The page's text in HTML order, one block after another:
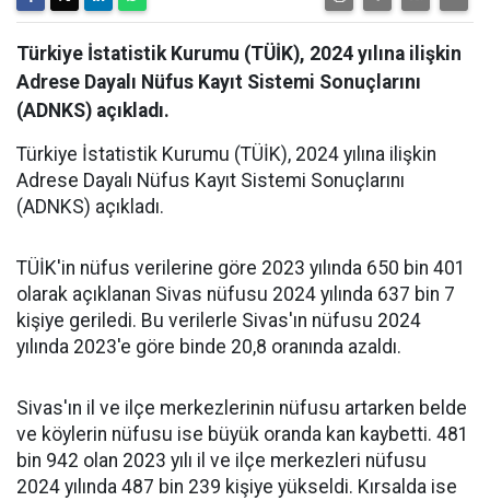
Türkiye İstatistik Kurumu (TÜİK), 2024 yılına ilişkin
Adrese Dayalı Nüfus Kayıt Sistemi Sonuçlarını
(ADNKS) açıkladı.
Türkiye İstatistik Kurumu (TÜİK), 2024 yılına ilişkin
Adrese Dayalı Nüfus Kayıt Sistemi Sonuçlarını
(ADNKS) açıkladı.
TÜİK'in nüfus verilerine göre 2023 yılında 650 bin 401
olarak açıklanan Sivas nüfusu 2024 yılında 637 bin 7
kişiye geriledi. Bu verilerle Sivas'ın nüfusu 2024
yılında 2023'e göre binde 20,8 oranında azaldı.
Sivas'ın il ve ilçe merkezlerinin nüfusu artarken belde
ve köylerin nüfusu ise büyük oranda kan kaybetti. 481
bin 942 olan 2023 yılı il ve ilçe merkezleri nüfusu
2024 yılında 487 bin 239 kişiye yükseldi. Kırsalda ise